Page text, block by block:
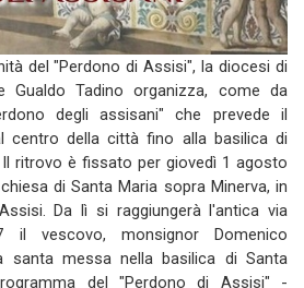
del "Perdono di Assisi", la diocesi di
Gualdo Tadino organizza, come da
degli assisani" che prevede il
centro della città fino alla basilica di
Il ritrovo è fissato per giovedì 1 agosto
di Santa Maria sopra Minerva, in
Da lì si raggiungerà l'antica via
vescovo, monsignor Domenico
santa messa nella basilica di Santa
del "Perdono di Assisi" -